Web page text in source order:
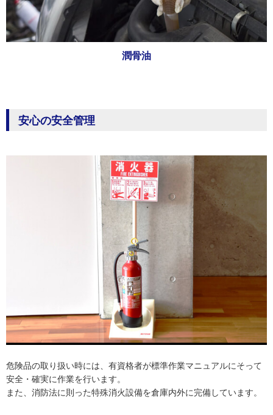
潤骨油
安心の安全管理
危険品の取り扱い時には、有資格者が標準作業マニュアルにそって
安全・確実に作業を行います。
また、消防法に則った特殊消火設備を倉庫内外に完備しています。